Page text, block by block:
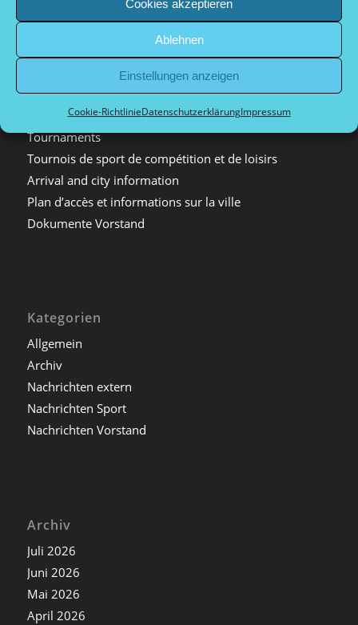
Cookies akzeptieren
Ablehnen
Einstellungen anzeigen
Cookie-RichtlinieDatenschutzerklärungImpressum
Firmenveranstaltungen
Impressum
Datenschutzerklärung
Tournaments
Tournois de sport de compétition et de loisirs
Arrival and city information
Plan d’accès et informations sur la ville
Dokumente Vorstand
Kategorien
Allgemein
Archiv
Nachrichten extern
Nachrichten Sport
Nachrichten Vorstand
Archiv
Juli 2026
Juni 2026
Mai 2026
April 2026